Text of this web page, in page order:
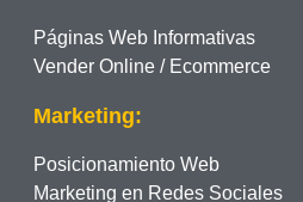
Páginas Web Informativas
Vender Online / Ecommerce
Marketing:
Posicionamiento Web
Marketing en Redes Sociales